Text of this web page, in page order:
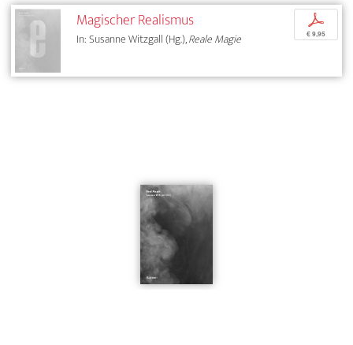
Magischer Realismus
In: Susanne Witzgall (Hg.),Reale Magie
p
€ 9,95